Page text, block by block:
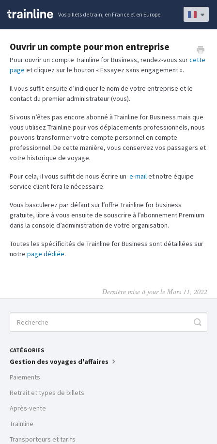
Vos billets de train, en France et en Europe.
Ouvrir un compte pour mon entreprise
Pour ouvrir un compte Trainline for Business, rendez-vous surcette
page et cliquez sur le bouton « Essayez sans engagement ».
Il vous suffit ensuite d’indiquer le nom de votre entreprise et le
contact du premier administrateur (vous).
Si vous n’êtes pas encore abonné à Trainline for Business mais que
vous utilisez Trainline pour vos déplacements professionnels, nous
pouvons transformer votre compte personnel en compte
professionnel. De cette manière, vous conservez vos passagers et
votre historique de voyage.
Pour cela, il vous suffit de nous écrire un e-mailet notre équipe
service client fera le nécessaire.
Vous basculerez par défaut sur l’offre Trainline for business
gratuite, libre à vous ensuite de souscrire à l’abonnement Premium
dans la console d’administration de votre organisation.
Toutes les spécificités de Trainline for Business sont détaillées sur
notre page dédiée.
Dernière mise à jour le Mars 11, 2022
CATÉGORIES
Gestion des voyages d'affaires
Paiements
Retrait et types de billets
Après-vente
Trainline
Transporteurs et tarifs